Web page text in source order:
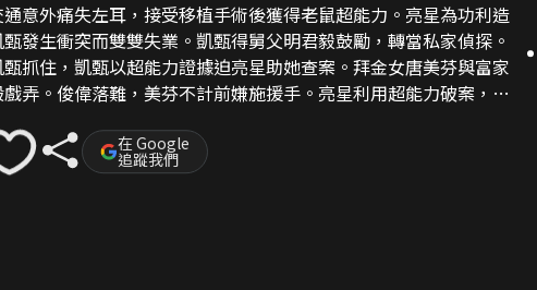
意外痛失左耳，接受移植手術後獲得老鼠超能力。亮星為功利造
發生衝突而雙雙失業。凱甄得舅父明君毅鼓勵，轉當私家偵探。
抓住，凱甄以超能力證據迫亮星助她查案。拜金女唐美芬與富家
弄。俊偉落難，美芬不計前嫌施援手。亮星利用超能力破案，漸
君毅真實一面，亮星相助卻陷入超能力耗盡，變成老鼠的危機！
在 Google
追蹤我們